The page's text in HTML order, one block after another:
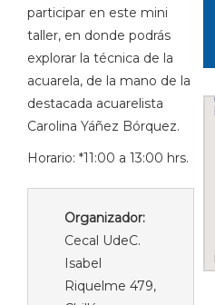
participar en este mini
taller, en donde podrás
explorar la técnica de la
acuarela, de la mano de la
destacada acuarelista
Carolina Yáñez Bórquez.
Horario: *11:00 a 13:00 hrs.
Organizador:
Cecal UdeC.
Isabel
Riquelme 479,